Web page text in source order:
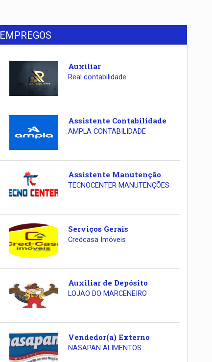
EMPREGOS
Auxiliar
Real contabilidade
Assistente Contabilidade
AMPLA CONTABILIDADE
Assistente Manutenção
TECNOCENTER MANUTENÇÕES
Serviços Gerais
Credcasa Imóveis
Auxiliar de Depósito
LOJAO DO MARCENEIRO
Vendedor(a) Externo
NASAPAN ALIMENTOS